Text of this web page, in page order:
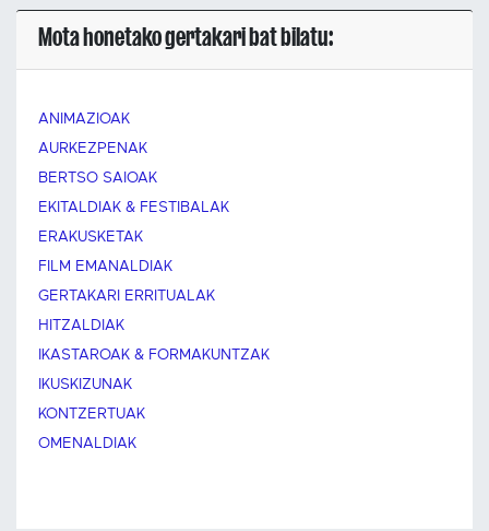
Mota honetako gertakari bat bilatu:
ANIMAZIOAK
AURKEZPENAK
BERTSO SAIOAK
EKITALDIAK & FESTIBALAK
ERAKUSKETAK
FILM EMANALDIAK
GERTAKARI ERRITUALAK
HITZALDIAK
IKASTAROAK & FORMAKUNTZAK
IKUSKIZUNAK
KONTZERTUAK
OMENALDIAK